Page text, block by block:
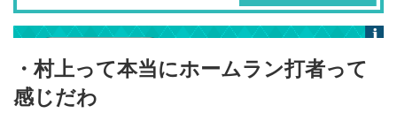
・村上って本当にホームラン打者って
感じだわ